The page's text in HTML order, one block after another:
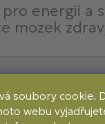
soubory cookie.
webu
pro energii a
mozek
Převod
Způsoby